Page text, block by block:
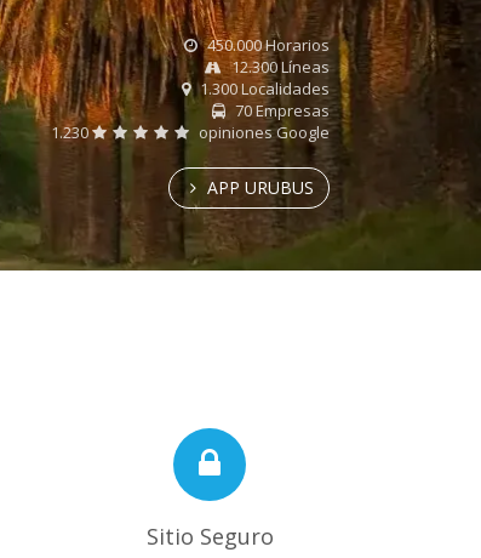
450.000 Horarios
12.300 Líneas
1.300 Localidades
70 Empresas
1.230
opiniones Google
APP URUBUS
Sitio Seguro